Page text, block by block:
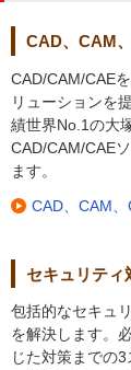
CAD、CAM
CAD/CAM/CAE
リューションを
績世界No.1の大
CAD/CAM/CAE
ます。
CAD、CAM
セキュリティ
包括的なセキュ
を解決します。
じた対策までの